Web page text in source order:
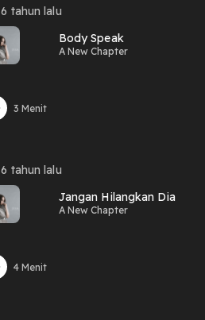
6 tahun lalu
Body Speak
A New Chapter
3 Menit
6 tahun lalu
Jangan Hilangkan Dia
A New Chapter
4 Menit